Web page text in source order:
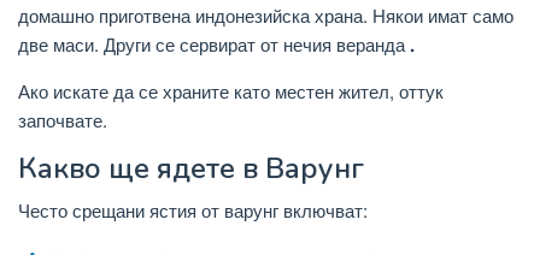
домашно приготвена индонезийска храна. Някои имат само
две маси. Други се сервират от нечия веранда .
Ако искате да се храните като местен жител, оттук
започвате.
Какво ще ядете в Варунг
Често срещани ястия от варунг включват: